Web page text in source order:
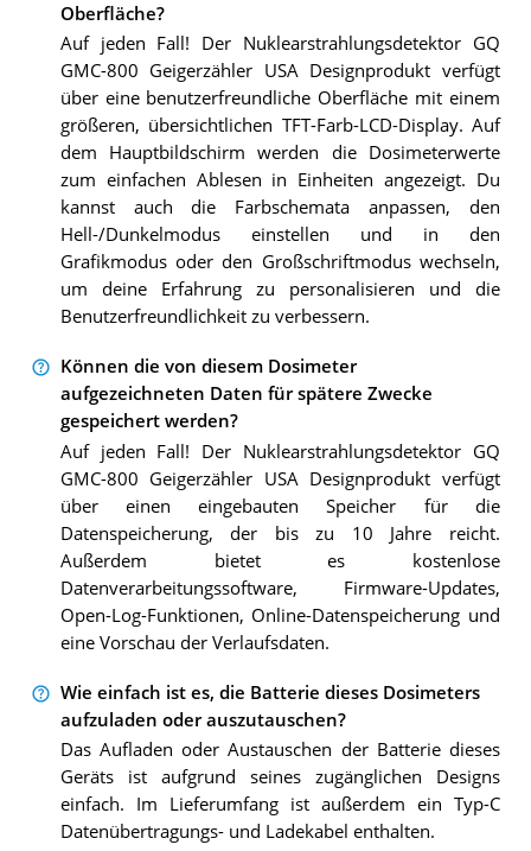
Oberfläche?
Auf jeden Fall! Der Nuklearstrahlungsdetektor GQ
GMC-800 Geigerzähler USA Designprodukt verfügt
über eine benutzerfreundliche Oberfläche mit einem
größeren, übersichtlichen TFT-Farb-LCD-Display. Auf
dem Hauptbildschirm werden die Dosimeterwerte
zum einfachen Ablesen in Einheiten angezeigt. Du
kannst auch die Farbschemata anpassen, den
Hell-/Dunkelmodus einstellen und in den
Grafikmodus oder den Großschriftmodus wechseln,
um deine Erfahrung zu personalisieren und die
Benutzerfreundlichkeit zu verbessern.
Können die von diesem Dosimeter
aufgezeichneten Daten für spätere Zwecke
gespeichert werden?
Auf jeden Fall! Der Nuklearstrahlungsdetektor GQ
GMC-800 Geigerzähler USA Designprodukt verfügt
über einen eingebauten Speicher für die
Datenspeicherung, der bis zu 10 Jahre reicht.
Außerdem bietet es kostenlose
Datenverarbeitungssoftware, Firmware-Updates,
Open-Log-Funktionen, Online-Datenspeicherung und
eine Vorschau der Verlaufsdaten.
Wie einfach ist es, die Batterie dieses Dosimeters
aufzuladen oder auszutauschen?
Das Aufladen oder Austauschen der Batterie dieses
Geräts ist aufgrund seines zugänglichen Designs
einfach. Im Lieferumfang ist außerdem ein Typ-C
Datenübertragungs- und Ladekabel enthalten.